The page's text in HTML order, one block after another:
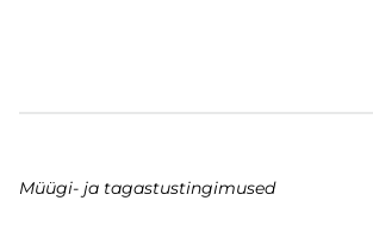
Müügi- ja tagastustingimused